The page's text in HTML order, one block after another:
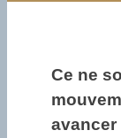
Ce ne
avancer